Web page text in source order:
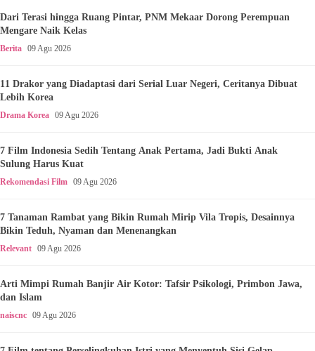
Dari Terasi hingga Ruang Pintar, PNM Mekaar Dorong Perempuan
Mengare Naik Kelas
Berita 09 Agu 2026
11 Drakor yang Diadaptasi dari Serial Luar Negeri, Ceritanya Dibuat
Lebih Korea
Drama Korea 09 Agu 2026
7 Film Indonesia Sedih Tentang Anak Pertama, Jadi Bukti Anak
Sulung Harus Kuat
Rekomendasi Film 09 Agu 2026
7 Tanaman Rambat yang Bikin Rumah Mirip Vila Tropis, Desainnya
Bikin Teduh, Nyaman dan Menenangkan
Relevant 09 Agu 2026
Arti Mimpi Rumah Banjir Air Kotor: Tafsir Psikologi, Primbon Jawa,
dan Islam
naiscnc 09 Agu 2026